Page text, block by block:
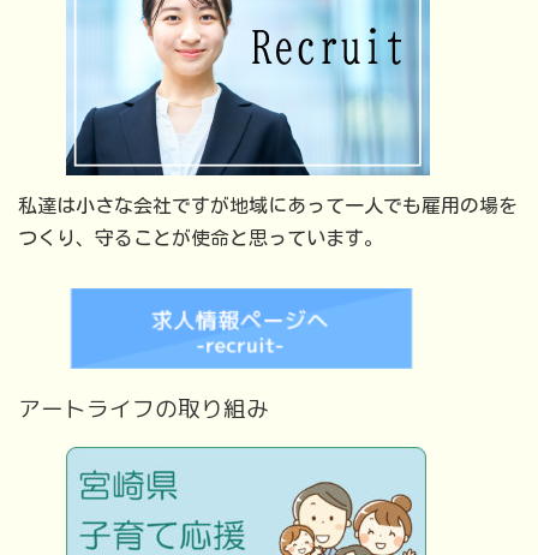
私達は小さな会社ですが地域にあって一人でも雇用の場を
つくり、守ることが使命と思っています。
アートライフの取り組み